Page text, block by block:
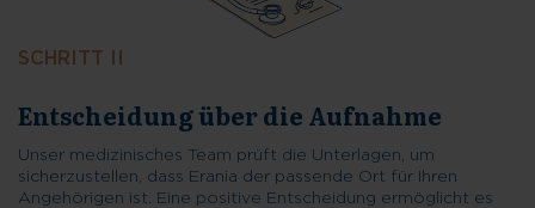
SCHRITT II
Unser medizinisches Team prüft die Unterlagen, um
sicherzustellen, dass Erania der passende Ort für Ihren
Angehörigen ist. Eine positive Entscheidung ermöglicht es